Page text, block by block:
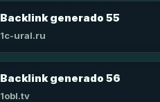
Backlink generado 55
1c-ural.ru
Backlink generado 56
1obl.tv